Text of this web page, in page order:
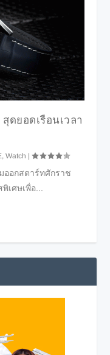
สุดยอดเรือนเวลา
,Watch |
ออกสตาร์ทศักราช
เศษเพื่อ...